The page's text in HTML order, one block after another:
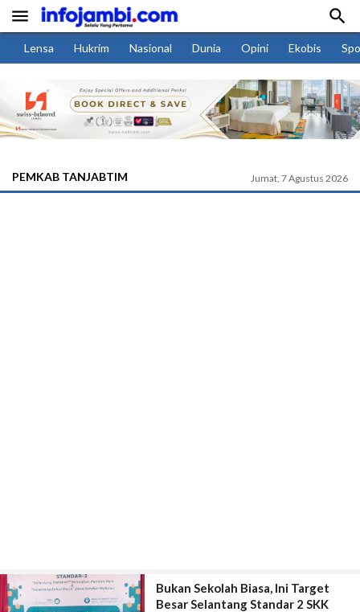
 
Lensa Hukrim Nasional Dunia Opini Ekobis
PEMKAB TANJABTIM Jumat, 7 Agustus 2026
Bukan Sekolah Biasa, Ini Target
Besar Selantang Standar 2 SKK